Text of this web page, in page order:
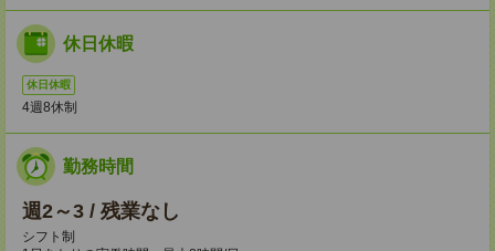
休日休暇
休日休暇
4週8休制
勤務時間
週2～3 / 残業なし
シフト制